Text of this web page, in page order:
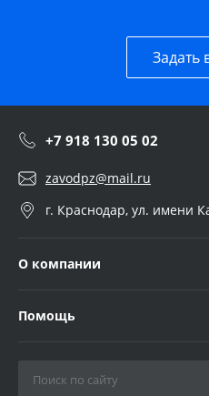
Задать
+7 918 130 05 02
zavodpz@mail.ru
г. Краснодар, ул. имени
О компании
Помощь